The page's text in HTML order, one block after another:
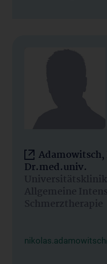
Dr.med.univ.
Allgemeine
Schmerztherapie